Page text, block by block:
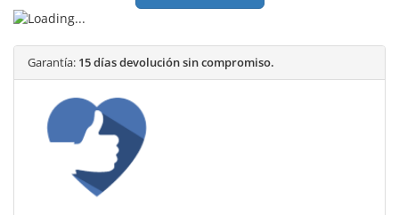
Garantía: 15 días devolución sin compromiso.